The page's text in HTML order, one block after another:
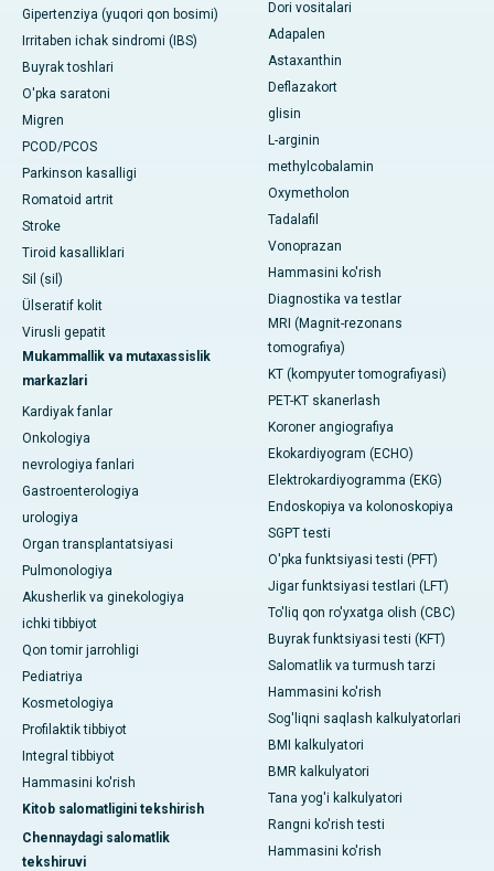
Gipertenziya (yuqori qon bosimi)
Irritaben ichak sindromi (IBS)
Buyrak toshlari
O'pka saratoni
Migren
PCOD/PCOS
Parkinson kasalligi
Romatoid artrit
Stroke
Tiroid kasalliklari
Sil (sil)
Ülseratif kolit
Virusli gepatit
Mukammallik va mutaxassislik
markazlari
Kardiyak fanlar
Onkologiya
nevrologiya fanlari
Gastroenterologiya
urologiya
Organ transplantatsiyasi
Pulmonologiya
Akusherlik va ginekologiya
ichki tibbiyot
Qon tomir jarrohligi
Pediatriya
Kosmetologiya
Profilaktik tibbiyot
Integral tibbiyot
Hammasini ko'rish
Kitob salomatligini tekshirish
Chennaydagi salomatlik
tekshiruvi
Dori vositalari
Adapalen
Astaxanthin
Deflazakort
glisin
L-arginin
methylcobalamin
Oxymetholon
Tadalafil
Vonoprazan
Hammasini ko'rish
Diagnostika va testlar
MRI (Magnit-rezonans
tomografiya)
KT (kompyuter tomografiyasi)
PET-KT skanerlash
Koroner angiografiya
Ekokardiyogram (ECHO)
Elektrokardiyogramma (EKG)
Endoskopiya va kolonoskopiya
SGPT testi
O'pka funktsiyasi testi (PFT)
Jigar funktsiyasi testlari (LFT)
To'liq qon ro'yxatga olish (CBC)
Buyrak funktsiyasi testi (KFT)
Salomatlik va turmush tarzi
Hammasini ko'rish
Sog'liqni saqlash kalkulyatorlari
BMI kalkulyatori
BMR kalkulyatori
Tana yog'i kalkulyatori
Rangni ko'rish testi
Hammasini ko'rish